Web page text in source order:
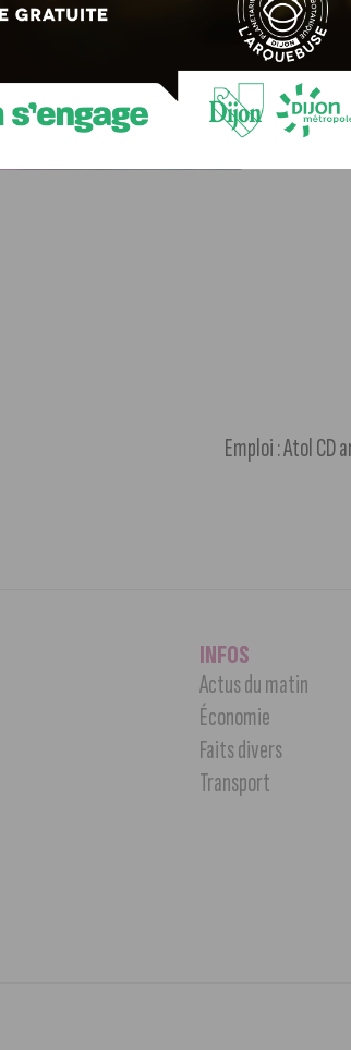
Emploi : Atol
INFOS
Actus du matin
Économie
Faits divers
Transport